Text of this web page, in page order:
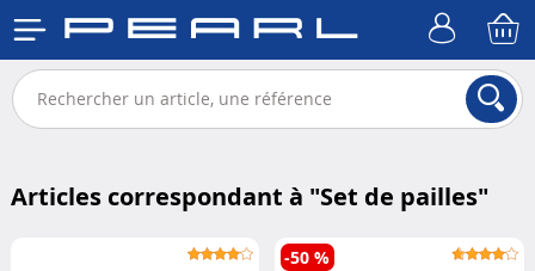
Articles correspondant à "Set de pailles"
-50 %